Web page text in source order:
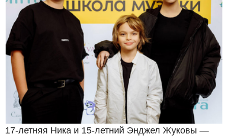
17-летняя Ника и 15-летний Энджел Жуковы —